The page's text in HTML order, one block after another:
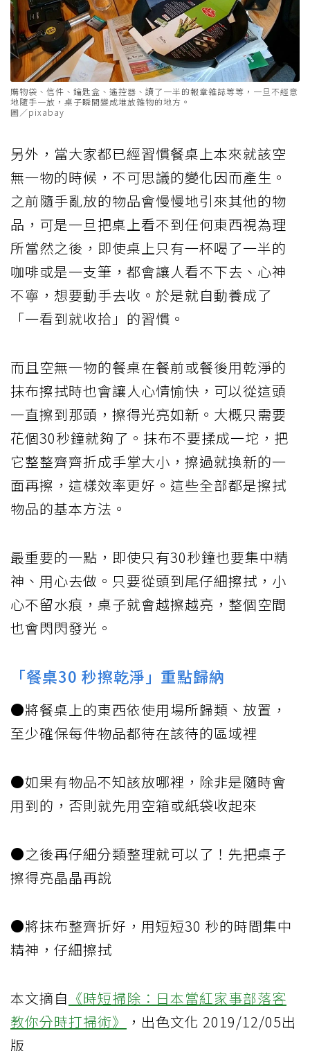
購物袋、信件、鑰匙盒、遙控器、讀了一半的報章雜誌等等，一旦不經意
地隨手一放，桌子瞬間變成堆放雜物的地方。
圖／pixabay
另外，當大家都已經習慣餐桌上本來就該空
無一物的時候，不可思議的變化因而產生。
之前隨手亂放的物品會慢慢地引來其他的物
品，可是一旦把桌上看不到任何東西視為理
所當然之後，即使桌上只有一杯喝了一半的
咖啡或是一支筆，都會讓人看不下去、心神
不寧，想要動手去收。於是就自動養成了
「一看到就收拾」的習慣。
而且空無一物的餐桌在餐前或餐後用乾淨的
抹布擦拭時也會讓人心情愉快，可以從這頭
一直擦到那頭，擦得光亮如新。大概只需要
花個30秒鐘就夠了。抹布不要揉成一坨，把
它整整齊齊折成手掌大小，擦過就換新的一
面再擦，這樣效率更好。這些全部都是擦拭
物品的基本方法。
最重要的一點，即使只有30秒鐘也要集中精
神、用心去做。只要從頭到尾仔細擦拭，小
心不留水痕，桌子就會越擦越亮，整個空間
也會閃閃發光。
「餐桌30 秒擦乾淨」重點歸納
●將餐桌上的東西依使用場所歸類、放置，
至少確保每件物品都待在該待的區域裡
●如果有物品不知該放哪裡，除非是隨時會
用到的，否則就先用空箱或紙袋收起來
●之後再仔細分類整理就可以了！先把桌子
擦得亮晶晶再說
●將抹布整齊折好，用短短30 秒的時間集中
精神，仔細擦拭
本文摘自 《時短掃除：日本當紅家事部落客
教你分時打掃術》
，出色文化 2019/12/05出
版